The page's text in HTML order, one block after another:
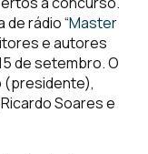
rádio “Master
e autores
de setembro. O
(presidente),
Soares e